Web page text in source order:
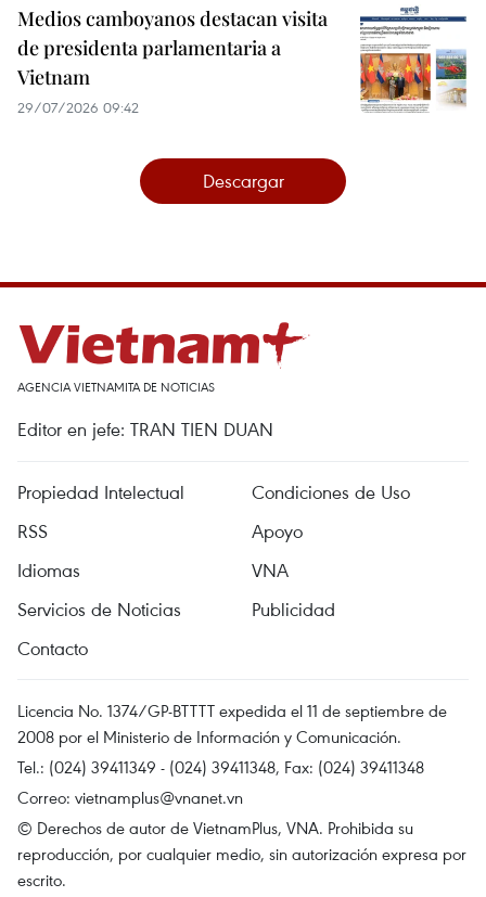
Medios camboyanos destacan visita
de presidenta parlamentaria a
Vietnam
29/07/2026 09:42
Descargar
AGENCIA VIETNAMITA DE NOTICIAS
Editor en jefe: TRAN TIEN DUAN
Propiedad Intelectual
Condiciones de Uso
RSS
Apoyo
Idiomas
VNA
Servicios de Noticias
Publicidad
Contacto
Licencia No. 1374/GP-BTTTT expedida el 11 de septiembre de
2008 por el Ministerio de Información y Comunicación.
Tel.: (024) 39411349 - (024) 39411348, Fax: (024) 39411348
Correo: vietnamplus@vnanet.vn
© Derechos de autor de VietnamPlus, VNA. Prohibida su
reproducción, por cualquier medio, sin autorización expresa por
escrito.